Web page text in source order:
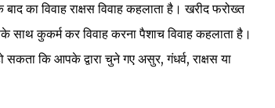
बाद का विवाह राक्षस विवाह कहलाता है। खरीद फरोख्त
कुकर्म कर विवाह करना पैशाच विवाह कहलाता है।
कि आपके द्वारा चुने गए असुर, गंधर्व, राक्षस या